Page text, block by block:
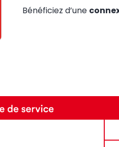
Bénéficiez d’une